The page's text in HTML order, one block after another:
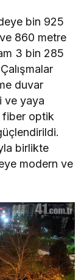
bin 925
860 metre
3 bin 285
duvar
ve yaya
fiber optik
birlikte
modern ve